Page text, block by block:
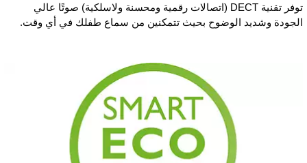
توفر تقنية DECT (اتصالات رقمية ومحسنة ولاسلكية) صوتًا عالي
الجودة وشديد الوضوح بحيث تتمكنين من سماع طفلك في أي وقت.